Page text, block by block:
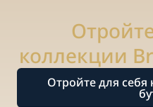
коллекции
Отройте для